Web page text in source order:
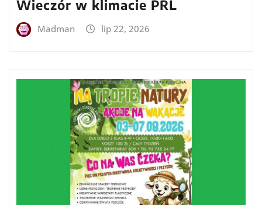
Wieczór w klimacie PRL
Madman lip 22, 2026